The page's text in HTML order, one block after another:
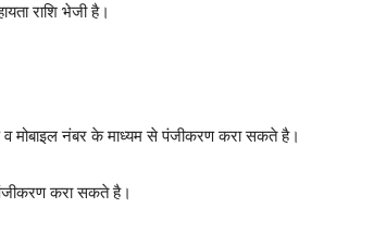
राशि भेजी है।
व मोबाइल नंबर के माध्यम से पंजीकरण करा सकते है।
करा सकते है।